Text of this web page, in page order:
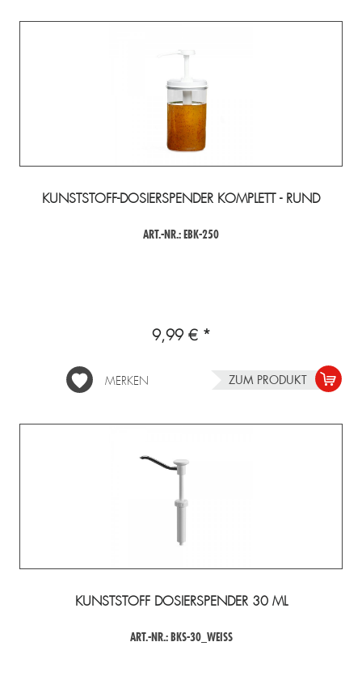
KUNSTSTOFF-DOSIERSPENDER KOMPLETT - RUND
ART.-NR.: EBK-250
9,99 € *
MERKEN ZUM PRODUKT
KUNSTSTOFF DOSIERSPENDER 30 ML
ART.-NR.: BKS-30_WEISS